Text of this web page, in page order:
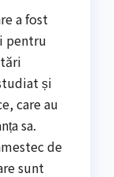
a fost
pentru
și
care au
sa.
de
sunt